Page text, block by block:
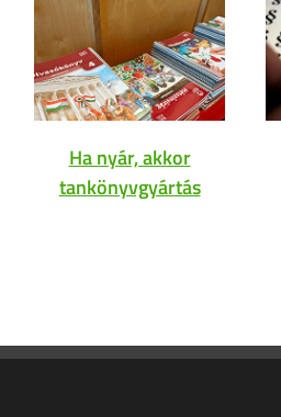
Ha nyár, akkor
tankönyvgyártás